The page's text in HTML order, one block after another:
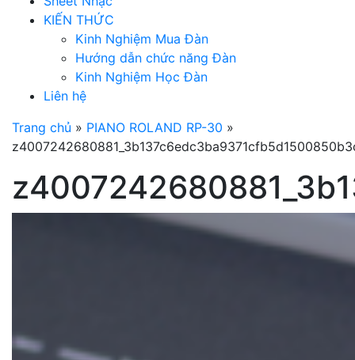
KIẾN THỨC
Kinh Nghiệm Mua Đàn
Hướng dẫn chức năng Đàn
Kinh Nghiệm Học Đàn
Liên hệ
Trang chủ » PIANO ROLAND RP-30 »